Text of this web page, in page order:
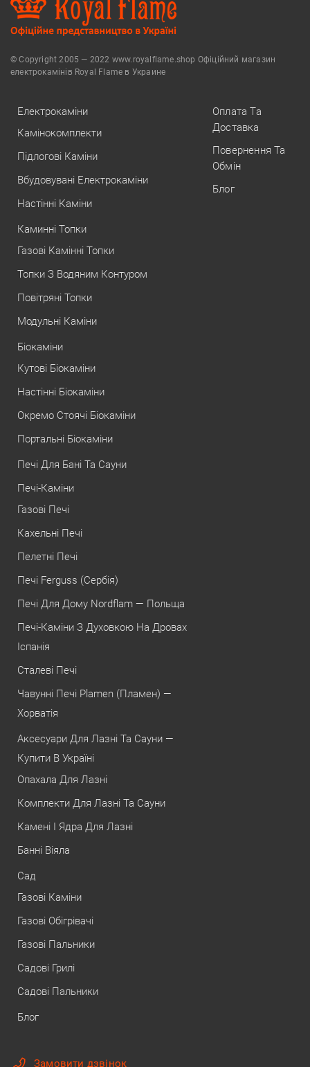
© Copyright 2005 — 2022 www.royalflame.shop Офіційний магазин
електрокамінів Royal Flame в Украине
Електрокаміни
Камінокомплекти
Підлогові Каміни
Вбудовувані Електрокаміни
Настінні Каміни
Каминні Топки
Газові Камінні Топки
Топки З Водяним Контуром
Повітряні Топки
Модульні Каміни
Біокаміни
Кутові Біокаміни
Настінні Біокаміни
Окремо Стоячі Біокаміни
Портальні Біокаміни
Печі Для Бані Та Сауни
Печі-Каміни
Газові Печі
Кахельні Печі
Пелетні Печі
Печі Ferguss (Сербія)
Печі Для Дому Nordflam — Польща
Печі-Каміни З Духовкою На Дровах
Іспанія
Сталеві Печі
Чавунні Печі Plamen (Пламен) —
Хорватія
Аксесуари Для Лазні Та Сауни —
Купити В Україні
Опахала Для Лазні
Комплекти Для Лазні Та Сауни
Камені І Ядра Для Лазні
Банні Віяла
Сад
Газові Каміни
Газові Обігрівачі
Газові Пальники
Садові Грилі
Садові Пальники
Блог
Оплата Та
Доставка
Повернення Та
Обмін
Блог
Замовити дзвінок